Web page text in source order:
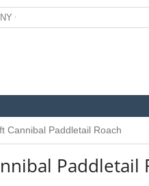
OSOBNÍCH ÚDAJŮ
Cannibal Paddletail Roach
Paddletail